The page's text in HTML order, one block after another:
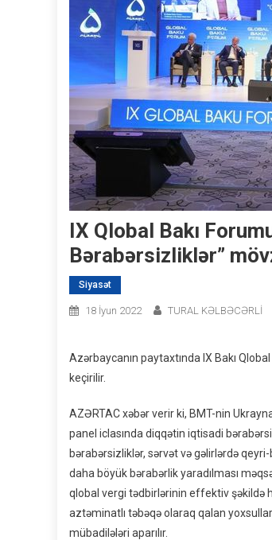
IX Qlobal Bakı
Bərabərsizliklər”
Siyasət
18 İyun 2022 TURAL KƏLBƏCƏRLİ
Azərbaycanın paytaxtında IX Bakı
keçirilir.
AZƏRTAC xəbər verir ki, BMT-nin
panel iclasında diqqətin iqtisadi
bərabərsizliklər, sərvət və gəlirlərdə qeyri-
daha böyük bərabərlik yaradılması
qlobal vergi tədbirlərinin effektiv şəkildə
aztəminatlı təbəqə olaraq qalan
mübadilələri aparılır.